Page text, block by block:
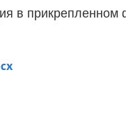
в прикрепленном